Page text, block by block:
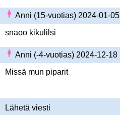
Anni (15-vuotias) 2024-01-05
snaoo kikulilsi
Anni (-4-vuotias) 2024-12-18
Missä mun piparit
Lähetä viesti